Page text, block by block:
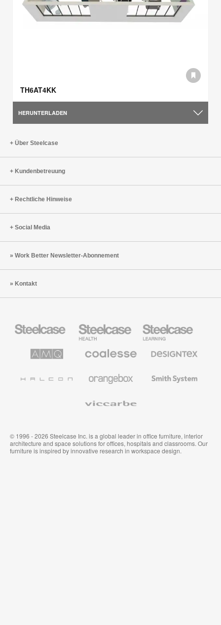
TH6AT4KK
HERUNTERLADEN
Über Steelcase
Kundenbetreuung
Rechtliche Hinweise
Social Media
Work Better Newsletter-Abonnement
Kontakt
Büromöbel
Health
Education
Möbel
Solutions
Büromöbel
Textilien
System
© 1996 - 2026 Steelcase Inc. is a global leader in office furniture, interior
architecture and space solutions for offices, hospitals and classrooms. Our
furniture is inspired by innovative research in workspace design.